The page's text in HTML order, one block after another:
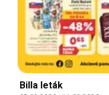
Billa leták